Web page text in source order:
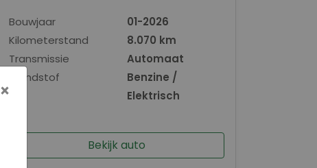
Bouwjaar
01-2026
Kilometerstand
8.070 km
Transmissie
Automaat
Brandstof
Benzine /
Elektrisch
Bekijk auto
×